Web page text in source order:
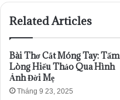
Related Articles
Bài Thơ Cắt Móng Tay: Tấm
Lòng Hiếu Thảo Qua Hình
Ảnh Đời Mẹ
Tháng 9 23, 2025